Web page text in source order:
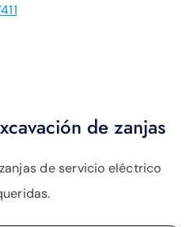
de zanjas
de servicio eléctrico